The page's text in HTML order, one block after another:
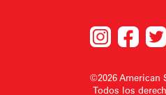
©2026 American
Todos los